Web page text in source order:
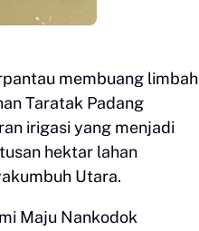
membuang limbah
Taratak Padang
irigasi yang menjadi
hektar lahan
Utara.
Maju Nankodok